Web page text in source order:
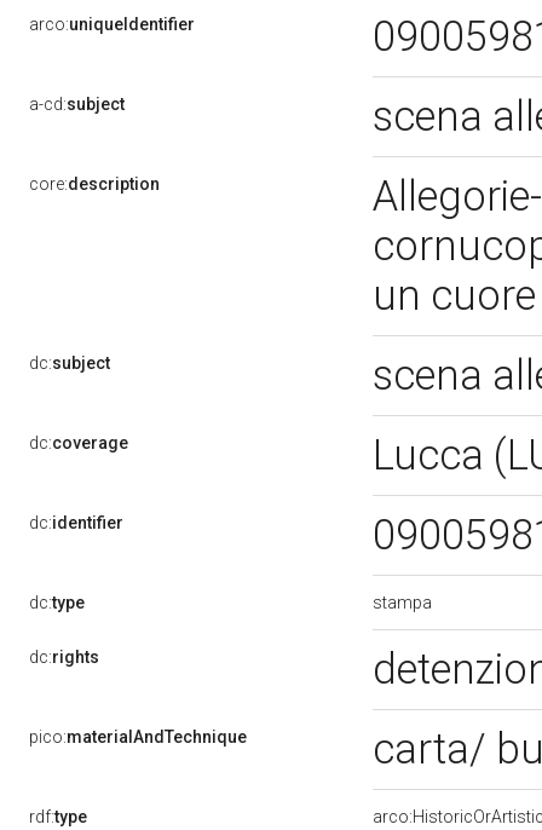
arco:uniqueIdentifier
a-cd:subject scena
core:description
un
dc:subject scena
dc:coverage Lucca
dc:identifier
dc:type stampa
dc:rights
pico:materialAndTechnique carta/
rdf:type